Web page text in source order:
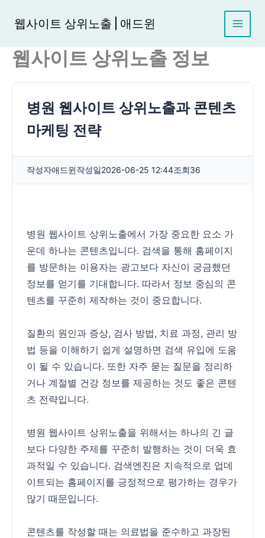
로
웹사이트 상위노출 | 애드윈
웹사이트 상위노출 정보
병원 웹사이트 상위노출과 콘텐츠
마케팅 전략
작성자애드윈작성일2026-06-25 12:44조회36
병원 웹사이트 상위노출에서 가장 중요한 요소 가
운데 하나는 콘텐츠입니다. 검색을 통해 홈페이지
를 방문하는 이용자는 광고보다 자신이 궁금했던
정보를 얻기를 기대합니다. 따라서 정보 중심의 콘
텐츠를 꾸준히 제작하는 것이 중요합니다.
질환의 원인과 증상, 검사 방법, 치료 과정, 관리 방
법 등을 이해하기 쉽게 설명하면 검색 유입에 도움
이 될 수 있습니다. 또한 자주 묻는 질문을 정리하
거나 계절별 건강 정보를 제공하는 것도 좋은 콘텐
츠 전략입니다.
병원 웹사이트 상위노출을 위해서는 하나의 긴 글
보다 다양한 주제를 꾸준히 발행하는 것이 더욱 효
과적일 수 있습니다. 검색엔진은 지속적으로 업데
이트되는 홈페이지를 긍정적으로 평가하는 경우가
많기 때문입니다.
콘텐츠를 작성할 때는 의료법을 준수하고 과장된